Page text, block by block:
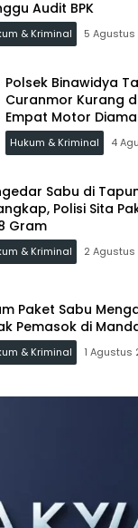
Audit BPK
& Kriminal 5
Polsek Binawidya
Curanmor Kurang
Empat Motor
Hukum & Kriminal 4
Sabu di
Polisi Sita
Gram
& Kriminal 2
Paket Sabu
Pemasok di
& Kriminal 1 Agustus